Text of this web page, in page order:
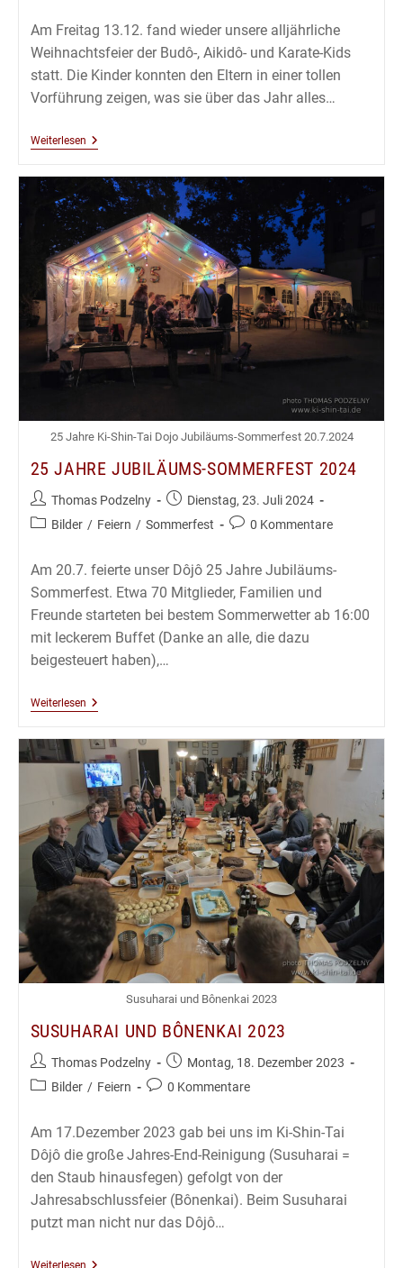
Am Freitag 13.12. fand wieder unsere alljährliche
Weihnachtsfeier der Budô-, Aikidô- und Karate-Kids
statt. Die Kinder konnten den Eltern in einer tollen
Vorführung zeigen, was sie über das Jahr alles…
WeiterlesenKinder
25 Jahre Ki-Shin-Tai Dojo Jubiläums-Sommerfest 20.7.2024
25 JAHRE JUBILÄUMS-SOMMERFEST 2024
Beitrags-
Autor:
Thomas Podzelny
Beitrag
veröffentlicht:
Dienstag, 23. Juli 2024
Beitrags-
Bilder / Feiern / Sommerfest
Beitrags-
0 Kommentare
Am 20.7. feierte unser Dôjô 25 Jahre Jubiläums-
Sommerfest. Etwa 70 Mitglieder, Familien und
Freunde starteten bei bestem Sommerwetter ab 16:00
mit leckerem Buffet (Danke an alle, die dazu
beigesteuert haben),…
Weiterlesen25
Sommerfest
2024
Susuharai und Bônenkai 2023
SUSUHARAI UND BÔNENKAI 2023
Beitrags-
Autor:
Thomas Podzelny
Beitrag
veröffentlicht:
Montag, 18. Dezember 2023
Beitrags-
Bilder / Feiern
Beitrags-
0 Kommentare
Am 17.Dezember 2023 gab bei uns im Ki-Shin-Tai
Dôjô die große Jahres-End-Reinigung (Susuharai =
den Staub hinausfegen) gefolgt von der
Jahresabschlussfeier (Bônenkai). Beim Susuharai
putzt man nicht nur das Dôjô…
Weiterlesen